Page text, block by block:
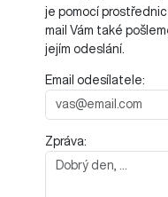
je pomocí
mail Vám také
jejím odeslání.
Email odesílatele:
Zpráva: